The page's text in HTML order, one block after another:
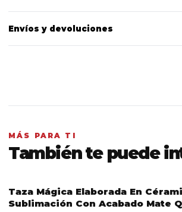
Envíos y devoluciones
MÁS PARA TI
También te puede
VER PRODUCTO
Taza Mágica Elaborada En
Sublimación Con Acabado Mate